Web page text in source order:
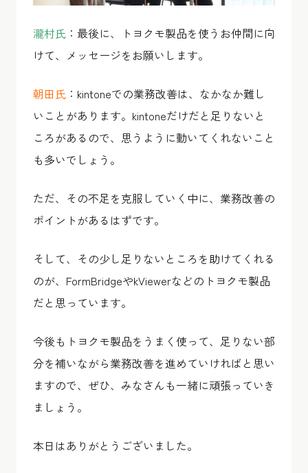
瀧村氏 ：最後に、トヨクモ製品を使うお仲間に向
けて、メッセージをお願いします。
朝田氏 ：kintoneでの業務改善は、なかなか難し
いことがあります。kintoneだけだと足りないと
ころがあるので、思うように動いてくれないこと
も多いでしょう。
ただ、その不足を克服していく中に、業務改善の
ポイントがあるはずです。
そして、その少し足りないところを助けてくれる
のが、FormBridgeやkViewerなどのトヨクモ製品
だと思っています。
今後もトヨクモ製品をうまく使って、足りない部
分を補いながら業務改善を進めていければと思い
ますので、ぜひ、みなさんも一緒に頑張っていき
ましょう。
本日はありがとうございました。